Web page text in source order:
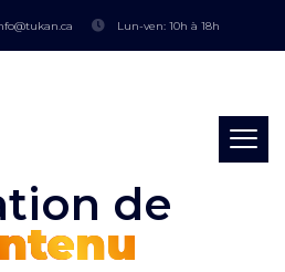
Lun-ven: 10h à 18h
de